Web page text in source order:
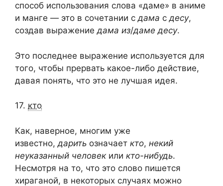
способ использования слова «даме» в аниме
и манге — это в сочетании сдама сдесу,
создав выражениедама из/даме десу.
Это последнее выражение используется для
того, чтобы прервать какое-либо действие,
давая понять, что это не лучшая идея.
17. кто
Как, наверное, многим уже
известно, дарить означает кто, некий
неуказанный человекили кто-нибудь.
Несмотря на то, что это слово пишется
хираганой, в некоторых случаях можно